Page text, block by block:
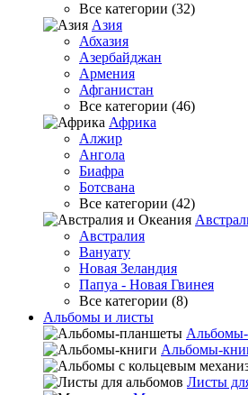
Все категории (32)
Азия
Абхазия
Азербайджан
Армения
Афганистан
Все категории (46)
Африка
Алжир
Ангола
Биафра
Ботсвана
Все категории (42)
Австралия
Вануату
Новая Зеландия
Папуа - Новая Гвинея
Все категории (8)
Альбомы и листы
Альбомы-
Листы